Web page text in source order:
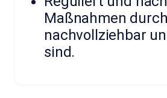
Maßnahmen
nachvollziehbar
sind.